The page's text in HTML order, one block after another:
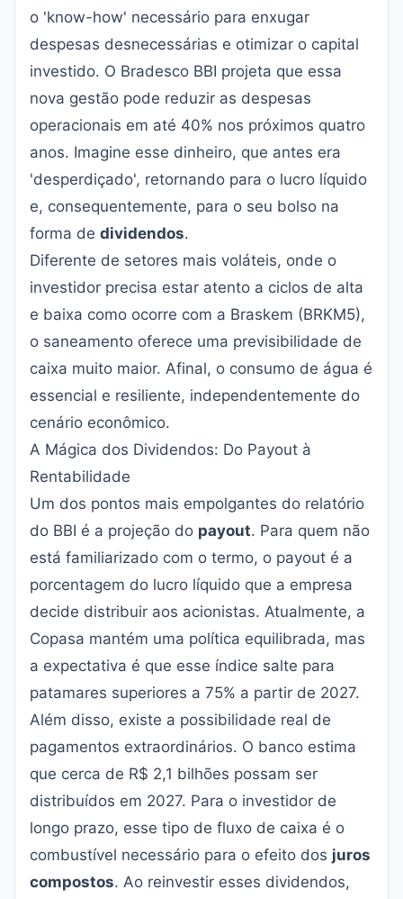
o 'know-how' necessário para enxugar
despesas desnecessárias e otimizar o capital
investido. O Bradesco BBI projeta que essa
nova gestão pode reduzir as despesas
operacionais em até 40% nos próximos quatro
anos. Imagine esse dinheiro, que antes era
'desperdiçado', retornando para o lucro líquido
e, consequentemente, para o seu bolso na
forma de dividendos.
Diferente de setores mais voláteis, onde o
investidor precisa estar atento a ciclos de alta
e baixa como ocorre com a Braskem (BRKM5),
o saneamento oferece uma previsibilidade de
caixa muito maior. Afinal, o consumo de água é
essencial e resiliente, independentemente do
cenário econômico.
A Mágica dos Dividendos: Do Payout à
Rentabilidade
Um dos pontos mais empolgantes do relatório
do BBI é a projeção do payout. Para quem não
está familiarizado com o termo, o payout é a
porcentagem do lucro líquido que a empresa
decide distribuir aos acionistas. Atualmente, a
Copasa mantém uma política equilibrada, mas
a expectativa é que esse índice salte para
patamares superiores a 75% a partir de 2027.
Além disso, existe a possibilidade real de
pagamentos extraordinários. O banco estima
que cerca de R$ 2,1 bilhões possam ser
distribuídos em 2027. Para o investidor de
longo prazo, esse tipo de fluxo de caixa é o
combustível necessário para o efeito dos juros
compostos. Ao reinvestir esses dividendos,